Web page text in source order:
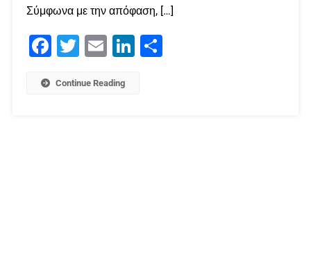
Σύμφωνα με την απόφαση, […]
Facebook
Twitter Email LinkedIn
Continue Reading